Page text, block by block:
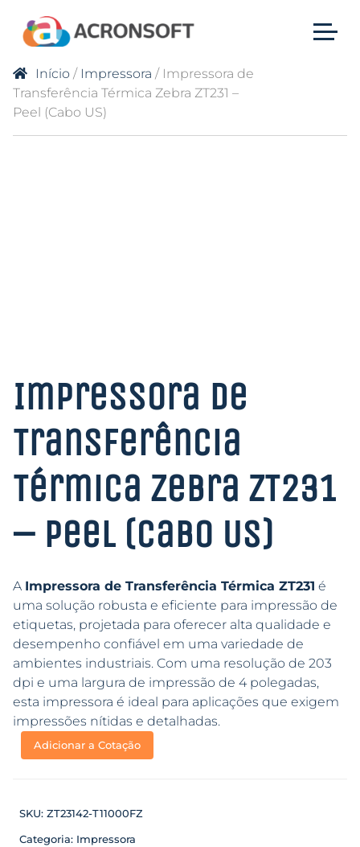
Início / Impressora / Impressora de
Transferência Térmica Zebra ZT231 –
Peel (Cabo US)
Impressora de
Transferência
Térmica Zebra ZT231
– Peel (Cabo US)
A Impressora de Transferência Térmica ZT231 é
uma solução robusta e eficiente para impressão de
etiquetas, projetada para oferecer alta qualidade e
desempenho confiável em uma variedade de
ambientes industriais. Com uma resolução de 203
dpi e uma largura de impressão de 4 polegadas,
esta impressora é ideal para aplicações que exigem
impressões nítidas e detalhadas.
Adicionar a Cotação
SKU: ZT23142-T11000FZ
Categoria: Impressora